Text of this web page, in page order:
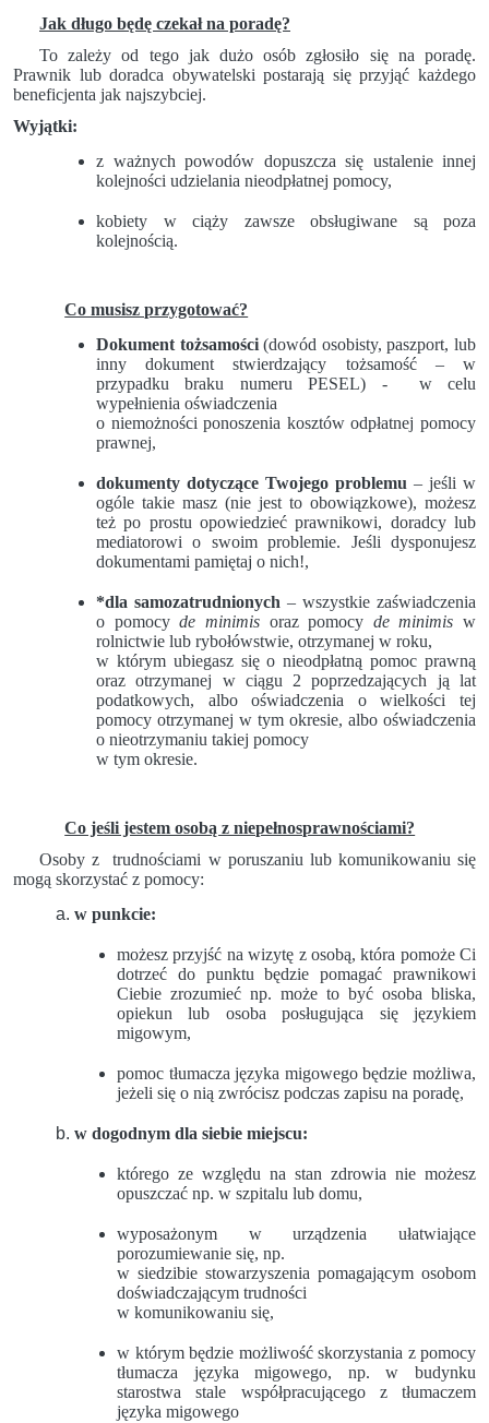
Jak długo będę czekał na poradę?
To zależy od tego jak dużo osób zgłosiło się na poradę.
Prawnik lub doradca obywatelski postarają się przyjąć każdego
beneficjenta jak najszybciej.
Wyjątki:
z ważnych powodów dopuszcza się ustalenie innej
kolejności udzielania nieodpłatnej pomocy,
kobiety w ciąży zawsze obsługiwane są poza
kolejnością.
Co musisz przygotować?
Dokument tożsamości(dowód osobisty, paszport, lub
inny dokument stwierdzający tożsamość – w
przypadku braku numeru PESEL) - w celu
wypełnienia oświadczenia
o niemożności ponoszenia kosztów odpłatnej pomocy
prawnej,
dokumenty dotyczące Twojego problemu – jeśli w
ogóle takie masz (nie jest to obowiązkowe), możesz
też po prostu opowiedzieć prawnikowi, doradcy lub
mediatorowi o swoim problemie. Jeśli dysponujesz
dokumentami pamiętaj o nich!,
*dla samozatrudnionych – wszystkie zaświadczenia
o pomocyde minimisoraz pomocy de minimis w
rolnictwie lub rybołówstwie, otrzymanej w roku,
w którym ubiegasz się o nieodpłatną pomoc prawną
oraz otrzymanej w ciągu 2 poprzedzających ją lat
podatkowych, albo oświadczenia o wielkości tej
pomocy otrzymanej w tym okresie, albo oświadczenia
o nieotrzymaniu takiej pomocy
w tym okresie.
Co jeśli jestem osobą z niepełnosprawnościami?
Osoby z trudnościami w poruszaniu lub komunikowaniu się
mogą skorzystać z pomocy:
w punkcie:
możesz przyjść na wizytę z osobą, która pomoże Ci
dotrzeć do punktu będzie pomagać prawnikowi
Ciebie zrozumieć np. może to być osoba bliska,
opiekun lub osoba posługująca się językiem
migowym,
pomoc tłumacza języka migowego będzie możliwa,
jeżeli się o nią zwrócisz podczas zapisu na poradę,
w dogodnym dla siebie miejscu:
którego ze względu na stan zdrowia nie możesz
opuszczać np. w szpitalu lub domu,
wyposażonym w urządzenia ułatwiające
porozumiewanie się, np.
w siedzibie stowarzyszenia pomagającym osobom
doświadczającym trudności
w komunikowaniu się,
w którym będzie możliwość skorzystania z pomocy
tłumacza języka migowego, np. w budynku
starostwa stale współpracującego z tłumaczem
języka migowego